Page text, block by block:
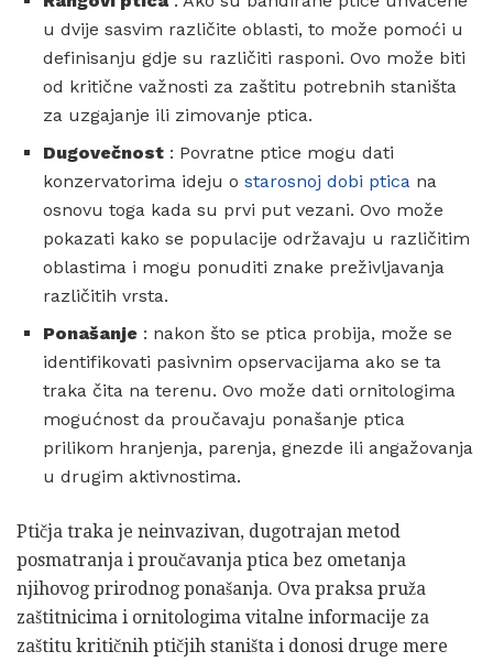
u dvije sasvim različite oblasti, to može pomoći u
definisanju gdje su različiti rasponi. Ovo može biti
od kritične važnosti za zaštitu potrebnih staništa
za uzgajanje ili zimovanje ptica.
Dugovečnost : Povratne ptice mogu dati
konzervatorima ideju o starosnoj dobi ptica na
osnovu toga kada su prvi put vezani. Ovo može
pokazati kako se populacije održavaju u različitim
oblastima i mogu ponuditi znake preživljavanja
različitih vrsta.
Ponašanje : nakon što se ptica probija, može se
identifikovati pasivnim opservacijama ako se ta
traka čita na terenu. Ovo može dati ornitologima
mogućnost da proučavaju ponašanje ptica
prilikom hranjenja, parenja, gnezde ili angažovanja
u drugim aktivnostima.
Ptičja traka je neinvazivan, dugotrajan metod
posmatranja i proučavanja ptica bez ometanja
njihovog prirodnog ponašanja. Ova praksa pruža
zaštitnicima i ornitologima vitalne informacije za
zaštitu kritičnih ptičjih staništa i donosi druge mere